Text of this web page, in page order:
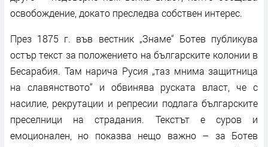
освобождение, докато преследва собствен интерес.
През 1875 г. във вестник „Знаме“ Ботев публикува
остър текст за положението на българските колонии в
Бесарабия. Там нарича Русия „таз мнима защитница
на славянството“ и обвинява руската власт, че с
насилие, рекрутации и репресии подлага българските
преселници на страдания. Текстът е суров и
емоционален, но показва нещо важно – за Ботев